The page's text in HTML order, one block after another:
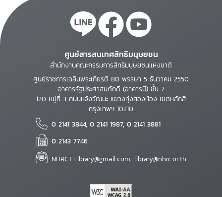
ศูนย์สารสนเทศสิทธิมนุษยชน
สำนักงานคณะกรรมการสิทธิมนุษยชนแห่งชาติ
ศูนย์ราชการเฉลิมพระเกียรติ 80 พรรษา 5 ธันวาคม 2550
อาคารรัฐประศาสนภักดี (อาคารบี) ชั้น 7
120 หมู่ที่ 3 ถนนแจ้งวัฒนะ แขวงทุ่งสองห้อง เขตหลักสี่
กรุงเทพฯ 10210
0 2141 3844, 0 2141 1987, 0 2141 3881
0 2143 7746
NHRCT.Library@gmail.com; library@nhrc.or.th